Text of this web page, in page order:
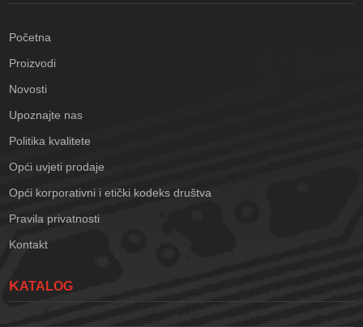
Početna
Proizvodi
Novosti
Upoznajte nas
Politika kvalitete
Opći uvjeti prodaje
Opći korporativni i etički kodeks društva
Pravila privatnosti
Kontakt
KATALOG